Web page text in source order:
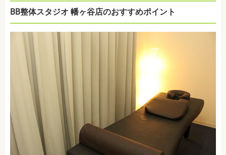
BB整体スタジオ 幡ヶ谷店のおすすめポイント